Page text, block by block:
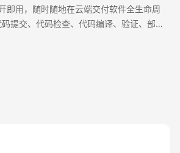
即用，随时随地在云端交付软件全生命周
提交、代码检查、代码编译、验证、部